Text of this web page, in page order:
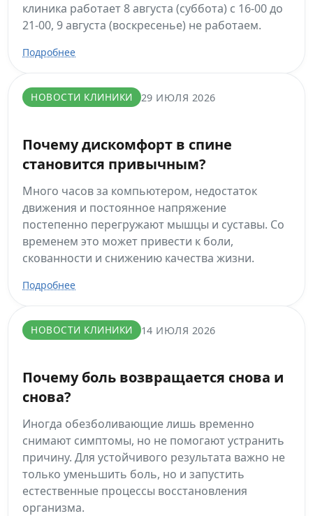
клиника работает 8 августа (суббота) с 16-00 до
21-00, 9 августа (воскресенье) не работаем.
Подробнее
НОВОСТИ КЛИНИКИ 29 ИЮЛЯ 2026
Почему дискомфорт в спине
становится привычным?
Много часов за компьютером, недостаток
движения и постоянное напряжение
постепенно перегружают мышцы и суставы. Со
временем это может привести к боли,
скованности и снижению качества жизни.
Подробнее
НОВОСТИ КЛИНИКИ 14 ИЮЛЯ 2026
Почему боль возвращается снова и
снова?
Иногда обезболивающие лишь временно
снимают симптомы, но не помогают устранить
причину. Для устойчивого результата важно не
только уменьшить боль, но и запустить
естественные процессы восстановления
организма.